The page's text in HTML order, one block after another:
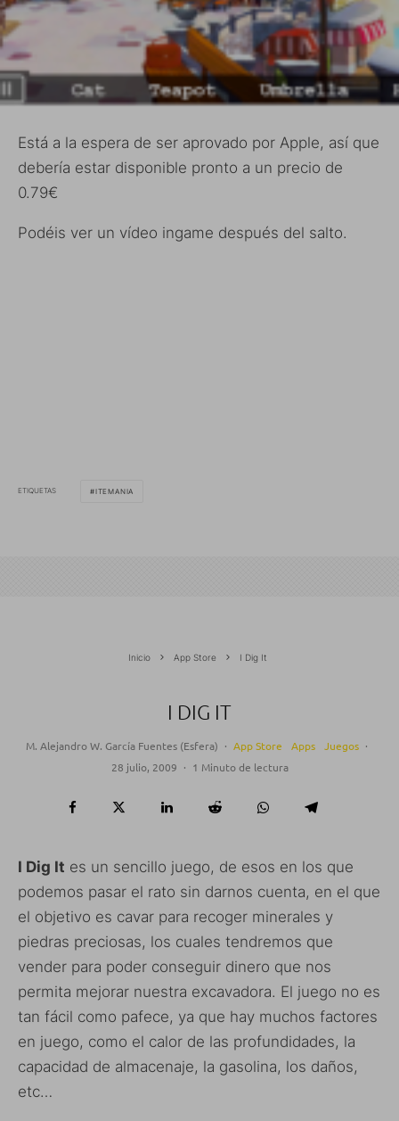
Está a la espera de ser aprovado por Apple, así que
debería estar disponible pronto a un precio de
0.79€
Podéis ver un vídeo ingame después del salto.
ETIQUETAS ITEMANIA
Inicio App Store I Dig It
I DIG IT
M. Alejandro W. García Fuentes (Esfera) · App Store Apps Juegos ·
28 julio, 2009 · 1 Minuto de lectura
I Dig It es un sencillo juego, de esos en los que
podemos pasar el rato sin darnos cuenta, en el que
el objetivo es cavar para recoger minerales y
piedras preciosas, los cuales tendremos que
vender para poder conseguir dinero que nos
permita mejorar nuestra excavadora. El juego no es
tan fácil como pafece, ya que hay muchos factores
en juego, como el calor de las profundidades, la
capacidad de almacenaje, la gasolina, los daños,
etc…